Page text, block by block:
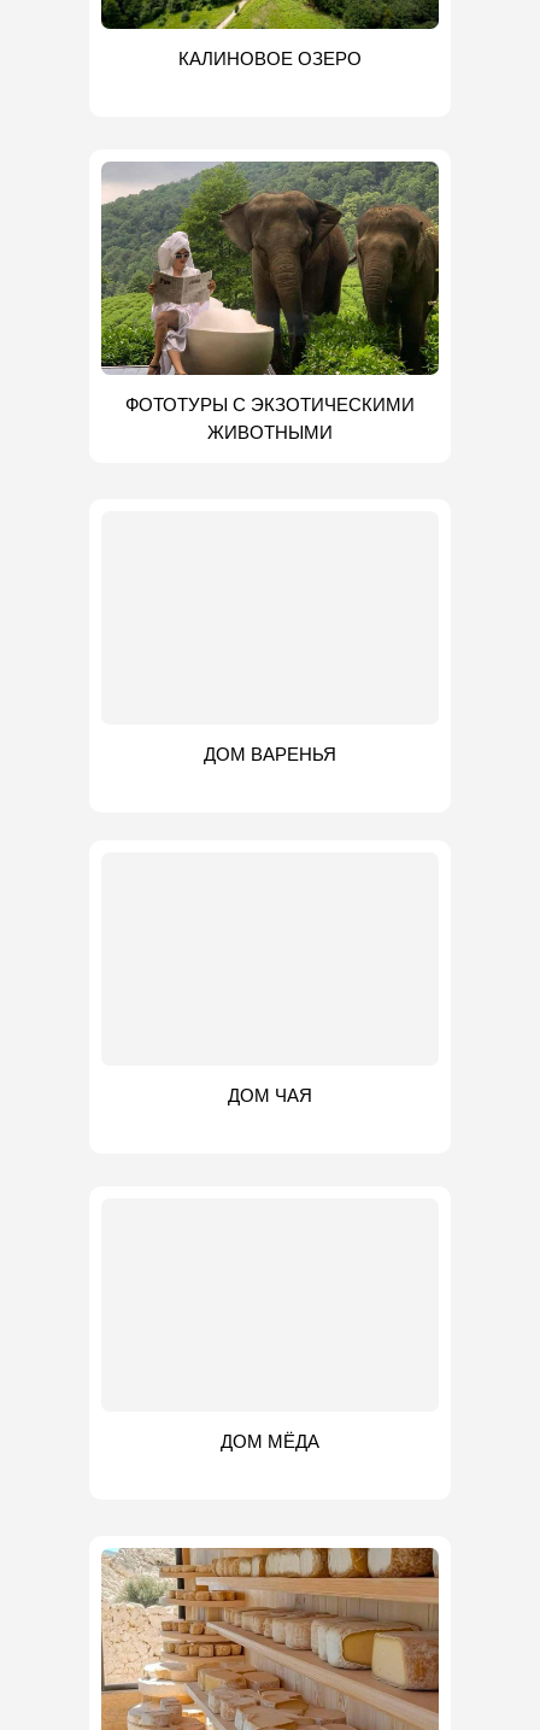
КАЛИНОВОЕ ОЗЕРО
ФОТОТУРЫ С ЭКЗОТИЧЕСКИМИ
ЖИВОТНЫМИ
ДОМ ВАРЕНЬЯ
ДОМ ЧАЯ
ДОМ МЁДА